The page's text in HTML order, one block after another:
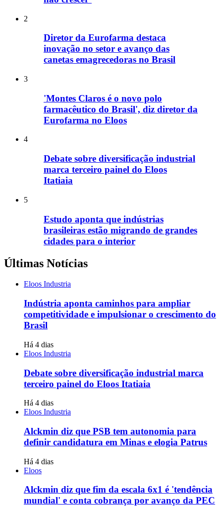
2
Diretor da Eurofarma destaca
inovação no setor e avanço das
canetas emagrecedoras no Brasil
3
'Montes Claros é o novo polo
farmacêutico do Brasil', diz diretor da
Eurofarma no Eloos
4
Debate sobre diversificação industrial
marca terceiro painel do Eloos
Itatiaia
5
Estudo aponta que indústrias
brasileiras estão migrando de grandes
cidades para o interior
Últimas Notícias
Eloos Industria
Indústria aponta caminhos para ampliar
competitividade e impulsionar o crescimento do
Brasil
Há 4 dias
Eloos Industria
Debate sobre diversificação industrial marca
terceiro painel do Eloos Itatiaia
Há 4 dias
Eloos Industria
Alckmin diz que PSB tem autonomia para
definir candidatura em Minas e elogia Patrus
Há 4 dias
Eloos
Alckmin diz que fim da escala 6x1 é 'tendência
mundial' e conta cobrança por avanço da PEC